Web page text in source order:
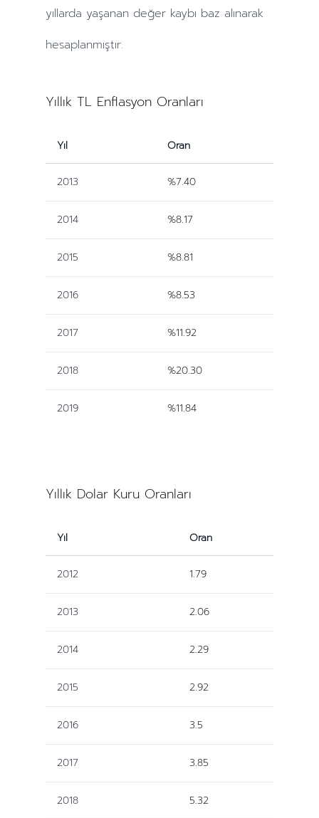
yıllarda yaşanan değer kaybı baz alınarak
hesaplanmıştır.
Yıllık TL Enflasyon Oranları
Yıl Oran
2013 %7.40
2014 %8.17
2015 %8.81
2016 %8.53
2017 %11.92
2018 %20.30
2019 %11.84
Yıllık Dolar Kuru Oranları
Yıl Oran
2012 1.79
2013 2.06
2014 2.29
2015 2.92
2016 3.5
2017 3.85
2018 5.32